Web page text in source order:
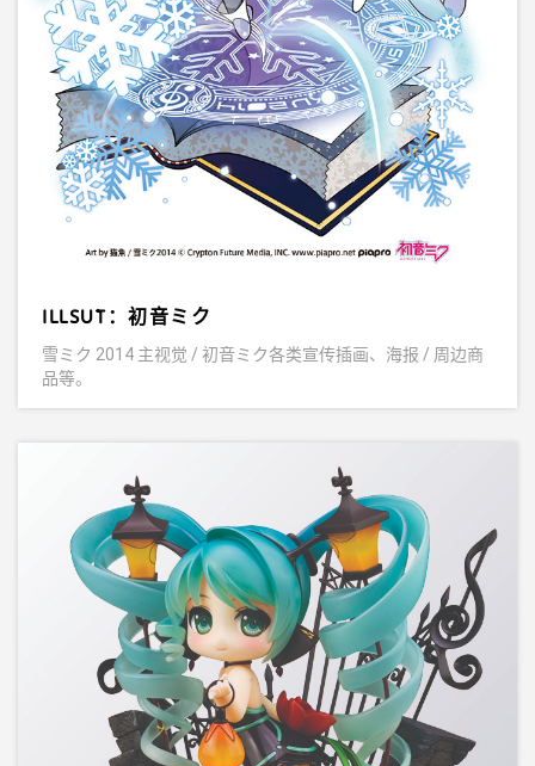
ILLSUT：初音ミク
雪ミク 2014 主视觉 / 初音ミク各类宣传插画、海报 / 周边商
品等。